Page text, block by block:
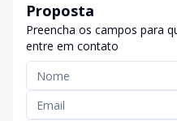
Proposta
Preencha os campos para
entre em contato